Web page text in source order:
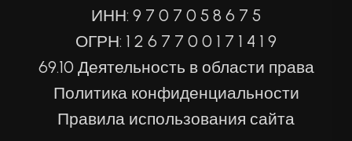
ИНН: 9 7 0 7 0 5 8 6 7 5
ОГРН: 1 2 6 7 7 0 0 1 7 1 4 1 9
69.10 Деятельность в области права
Политика конфиденциальности
Правила использования сайта